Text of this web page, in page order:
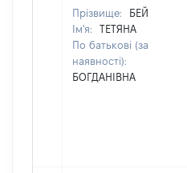
Прізвище:
БЕЙ
Ім'я:
ТЕТЯНА
По батькові (за
наявності):
БОГДАНІВНА